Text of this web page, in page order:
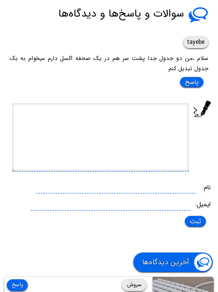
سوالات و پاسخ‌ها و دیدگاه‌ها
tayebe
سلام ،من دو جدول جدا پشت سر هم در یک صحفه اکسل دارم میخوام به بک
جدول تبدیل کنم
پاسخ
نام:
ایمیل:
آخرین دیدگاه‌ها
سروش
پاسخ